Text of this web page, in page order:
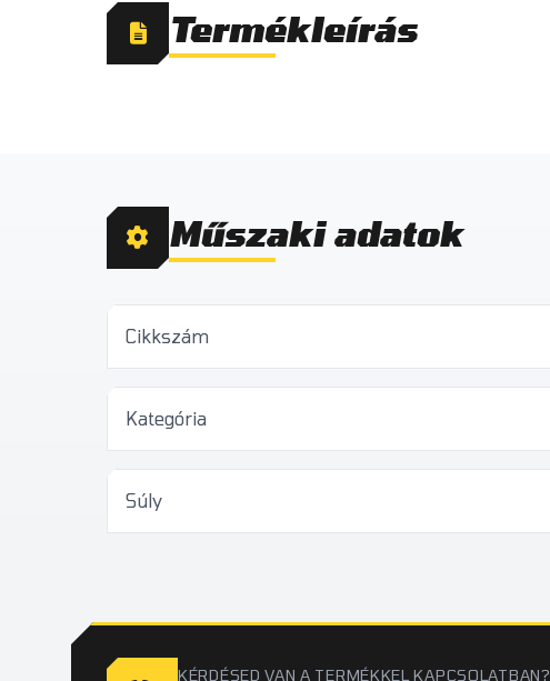
Termékleírás
Műszaki adatok
Cikkszám
Kategória
Súly
KÉRDÉSED VAN A TERMÉKKEL KAPCSOLATBAN?